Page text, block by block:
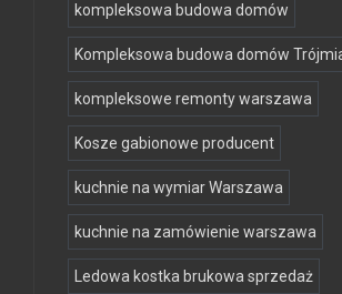
kompleksowa budowa domów
Kompleksowa budowa domów
kompleksowe remonty warszawa
Kosze gabionowe producent
kuchnie na wymiar Warszawa
kuchnie na zamówienie warszawa
Ledowa kostka brukowa sprzedaż